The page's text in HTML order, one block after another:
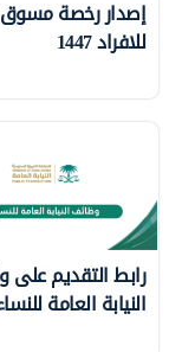
إصدار رخصة
للافراد 1447
رابط التقديم
النيابة العامة للنساء